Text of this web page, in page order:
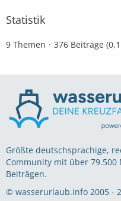
Statistik
9 Themen 376 Beiträge
Größte deutschsprachige,
Community mit über
Beiträgen.
© wasserurlaub.info 2005 -